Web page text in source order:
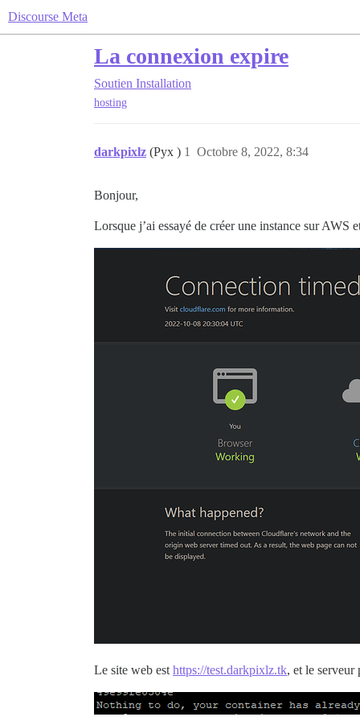
Discourse Meta
La connexion expire
Soutien Installation
hosting
darkpixlz (Pyx ) Octobre 8, 2022, 8:34
1
Bonjour,
Lorsque j’ai essayé de créer une instance sur AWS
Le site web est https://test.darkpixlz.tk, et le serveur